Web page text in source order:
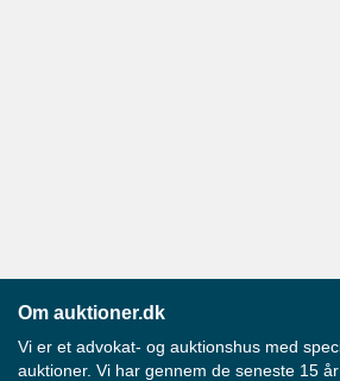
Om auktioner.dk
Vi er et advokat- og auktionshus med
auktioner. Vi har gennem de seneste 15